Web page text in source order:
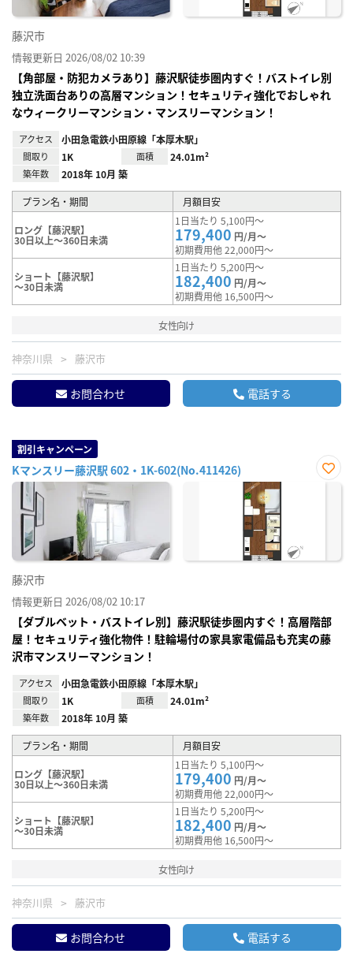
藤沢市
情報更新日 2026/08/02 10:39
【角部屋・防犯カメラあり】藤沢駅徒歩圏内すぐ！バストイレ別
独立洗面台ありの高層マンション！セキュリティ強化でおしゃれ
なウィークリーマンション・マンスリーマンション！
アクセス 小田急電鉄小田原線「本厚木駅」
間取り 1K 面積 24.01m²
築年数 2018年 10月 築
プラン名・期間 月額目安
ロング【藤沢駅】
30日以上～360日未満
1日当たり 5,100円～
179,400 円/月～
初期費用他 22,000円～
ショート【藤沢駅】
～30日未満
1日当たり 5,200円～
182,400 円/月～
初期費用他 16,500円～
女性向け
神奈川県 藤沢市
お問合わせ 電話する
割引キャンペーン
Kマンスリー藤沢駅 602・1K-602(No.411426)
お気
藤沢市
情報更新日 2026/08/02 10:17
【ダブルベット・バストイレ別】藤沢駅徒歩圏内すぐ！高層階部
屋！セキュリティ強化物件！駐輪場付の家具家電備品も充実の藤
沢市マンスリーマンション！
アクセス 小田急電鉄小田原線「本厚木駅」
間取り 1K 面積 24.01m²
築年数 2018年 10月 築
プラン名・期間 月額目安
ロング【藤沢駅】
30日以上～360日未満
1日当たり 5,100円～
179,400 円/月～
初期費用他 22,000円～
ショート【藤沢駅】
～30日未満
1日当たり 5,200円～
182,400 円/月～
初期費用他 16,500円～
女性向け
神奈川県 藤沢市
お問合わせ 電話する